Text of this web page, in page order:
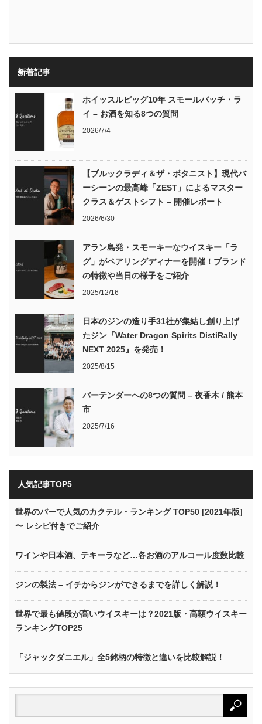
新着記事
ホイッスルピッグ10年 スモールバッチ・ラ
イ – お酒を知る8つの質問
2026/7/4
【ブルックラディ＆ザ・ボタニスト】現代バ
ーシーンの最高峰「ZEST」によるマスター
クラス＆ゲストシフト – 開催レポート
2026/6/30
アラン島発・スモーキーなウイスキー「ラ
グ」がペアリングディナーを開催！ブランド
の特徴や当日の様子をご紹介
2025/12/16
日本のジンの造り手31社が集結し創り上げ
たジン『Water Dragon Spirits DistiRally
NEXT 2025』を発売！
2025/8/15
バーテンダーへの8つの質問 – 夜香木 / 熊本
市
2025/7/16
人気記事TOP5
世界のバーで人気のカクテル・ランキング TOP50 [2021年版]
〜 レシピ付きでご紹介
ワインや日本酒、テキーラなど…各お酒のアルコール度数比較
ジンの製法 – イチからジンができるまでを詳しく解説！
世界で最も値段が高いウイスキーは？2021版・高額ウイスキー
ランキングTOP25
「ジャックダニエル」全5銘柄の特徴と違いを比較解説！